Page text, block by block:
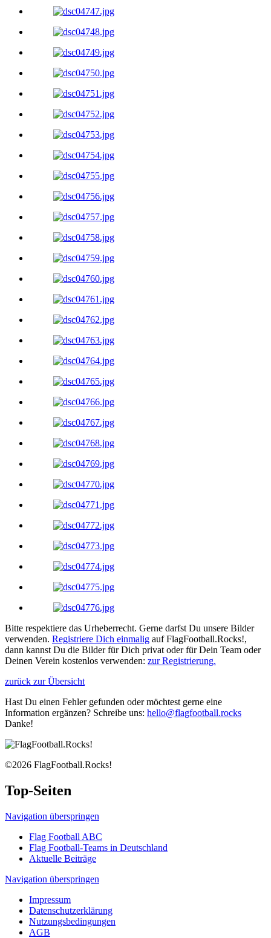
Bitte respektiere das Urheberrecht. Gerne darfst Du unsere Bilder
verwenden. Registriere Dich einmalig aufFlagFootball.Rocks!,
dann kannst Du die Bilder für Dich privat oder für Dein Team oder
Deinen Verein kostenlos verwenden: zur Registrierung.
zurück zur Übersicht
Hast Du einen Fehler gefunden oder möchtest gerne eine
Information ergänzen? Schreibe uns: hello@flagfootball.rocks
Danke!
©2026 FlagFootball.Rocks!
Top-Seiten
Navigation überspringen
Flag Football ABC
Flag Football-Teams in Deutschland
Aktuelle Beiträge
Navigation überspringen
Impressum
Datenschutzerklärung
Nutzungsbedingungen
AGB